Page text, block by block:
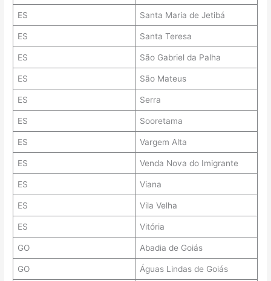
ES Santa Maria de Jetibá
ES Santa Teresa
ES São Gabriel da Palha
ES São Mateus
ES Serra
ES Sooretama
ES Vargem Alta
ES Venda Nova do Imigrante
ES Viana
ES Vila Velha
ES Vitória
GO Abadia de Goiás
GO Águas Lindas de Goiás